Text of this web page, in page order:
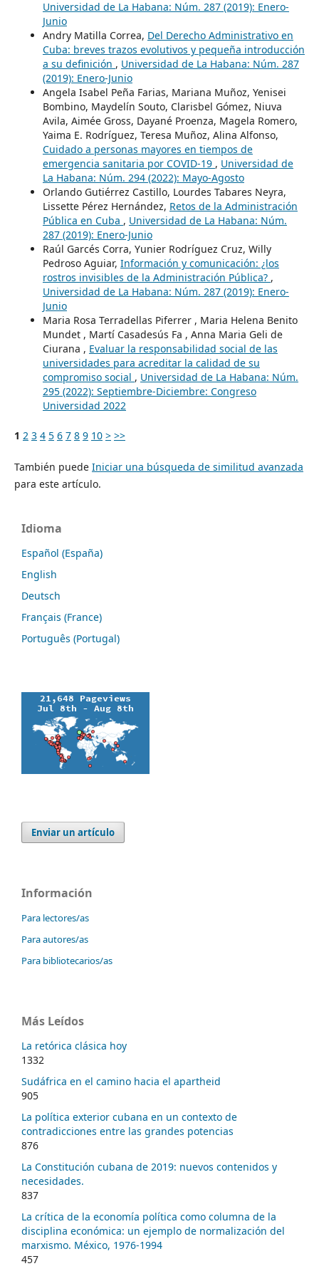
Universidad de La Habana: Núm. 287 (2019): Enero-
Junio
Andry Matilla Correa, Del Derecho Administrativo en
Cuba: breves trazos evolutivos y pequeña introducción
a su definición , Universidad de La Habana: Núm. 287
(2019): Enero-Junio
Angela Isabel Peña Farias, Mariana Muñoz, Yenisei
Bombino, Maydelín Souto, Clarisbel Gómez, Niuva
Avila, Aimée Gross, Dayané Proenza, Magela Romero,
Yaima E. Rodríguez, Teresa Muñoz, Alina Alfonso,
Cuidado a personas mayores en tiempos de
emergencia sanitaria por COVID-19 , Universidad de
La Habana: Núm. 294 (2022): Mayo-Agosto
Orlando Gutiérrez Castillo, Lourdes Tabares Neyra,
Lissette Pérez Hernández, Retos de la Administración
Pública en Cuba , Universidad de La Habana: Núm.
287 (2019): Enero-Junio
Raúl Garcés Corra, Yunier Rodríguez Cruz, Willy
Pedroso Aguiar, Información y comunicación: ¿los
rostros invisibles de la Administración Pública? ,
Universidad de La Habana: Núm. 287 (2019): Enero-
Junio
Maria Rosa Terradellas Piferrer , Maria Helena Benito
Mundet , Martí Casadesús Fa , Anna Maria Geli de
Ciurana , Evaluar la responsabilidad social de las
universidades para acreditar la calidad de su
compromiso social , Universidad de La Habana: Núm.
295 (2022): Septiembre-Diciembre: Congreso
Universidad 2022
1 2 3 4 5 6 7 8 9 10 > >>
También puede Iniciar una búsqueda de similitud avanzada
para este artículo.
Idioma
Español (España)
English
Deutsch
Français (France)
Português (Portugal)
Enviar un artículo
Información
Para lectores/as
Para autores/as
Para bibliotecarios/as
Más Leídos
La retórica clásica hoy
1332
Sudáfrica en el camino hacia el apartheid
905
La política exterior cubana en un contexto de
contradicciones entre las grandes potencias
876
La Constitución cubana de 2019: nuevos contenidos y
necesidades.
837
La crítica de la economía política como columna de la
disciplina económica: un ejemplo de normalización del
marxismo. México, 1976-1994
457